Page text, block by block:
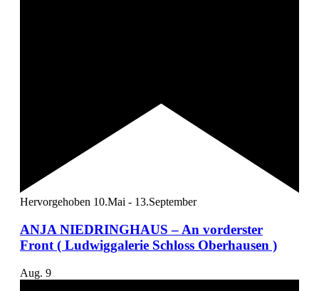
Hervorgehoben 10.Mai - 13.September
ANJA NIEDRINGHAUS – An vorderster
Front ( Ludwiggalerie Schloss Oberhausen )
Aug. 9